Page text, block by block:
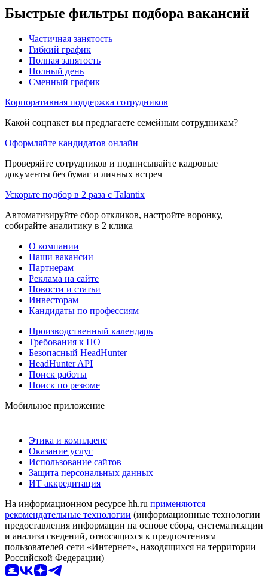
Быстрые фильтры подбора вакансий
Частичная занятость
Гибкий график
Полная занятость
Полный день
Сменный график
Корпоративная поддержка сотрудников
Какой соцпакет вы предлагаете семейным сотрудникам?
Оформляйте кандидатов онлайн
Проверяйте сотрудников и подписывайте кадровые
документы без бумаг и личных встреч
Ускорьте подбор в 2 раза с Talantix
Автоматизируйте сбор откликов, настройте воронку,
собирайте аналитику в 2 клика
О компании
Наши вакансии
Партнерам
Реклама на сайте
Новости и статьи
Инвесторам
Кандидаты по профессиям
Производственный календарь
Требования к ПО
Безопасный HeadHunter
HeadHunter API
Поиск работы
Поиск по резюме
Мобильное приложение
Этика и комплаенс
Оказание услуг
Использование сайтов
Защита персональных данных
ИТ аккредитация
На информационном ресурсе hh.ru применяются
рекомендательные технологии (информационные технологии
предоставления информации на основе сбора, систематизации
и анализа сведений, относящихся к предпочтениям
пользователей сети «Интернет», находящихся на территории
Российской Федерации)